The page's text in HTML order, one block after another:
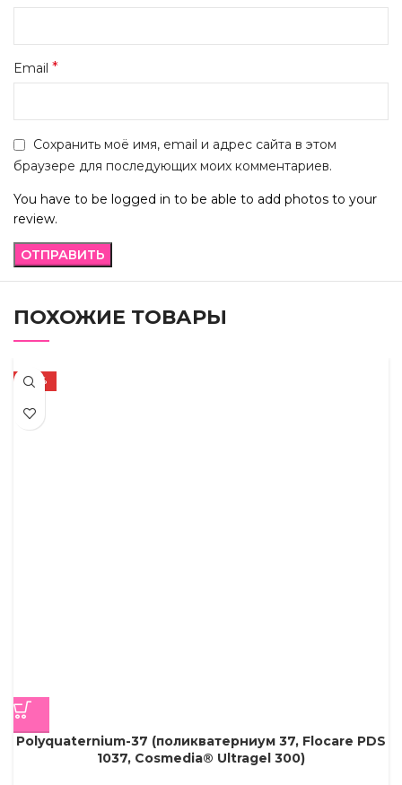
Email *
Сохранить моё имя, email и адрес сайта в этом
браузере для последующих моих комментариев.
You have to be logged in to be able to add photos to your
review.
ПОХОЖИЕ ТОВАРЫ
-67%
Polyquaternium-37 (поликватерниум 37, Flocare PDS
1037, Cosmedia® Ultragel 300)